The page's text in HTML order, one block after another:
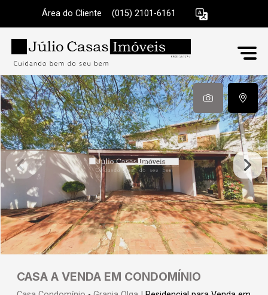
Área do Cliente (015) 2101-6161
CASA A VENDA EM CONDOMÍNIO